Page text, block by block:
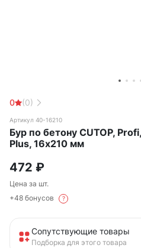
0 (0)
Артикул 40-16210
Бур по бетону CUTOP,
Plus, 16х210 мм
472 ₽
Цена за шт.
+48 бонусов
?
Сопутствующие товары
Подборка для этого товара